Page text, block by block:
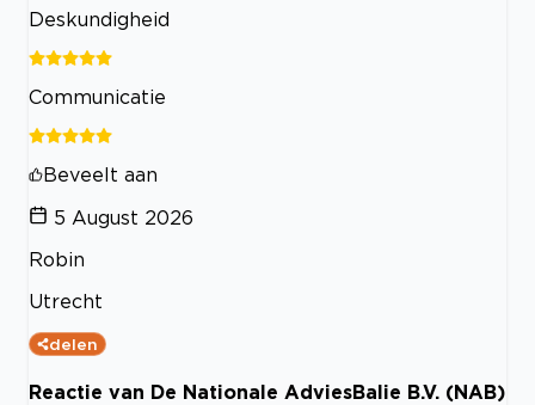
Deskundigheid
Communicatie
Beveelt aan
5 August 2026
Robin
Utrecht
delen
Reactie van De Nationale AdviesBalie B.V. (NAB)